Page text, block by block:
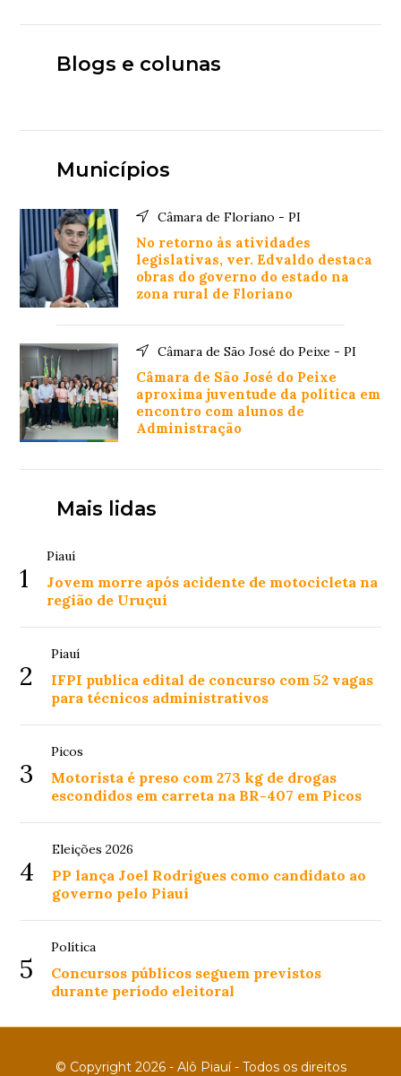
Blogs e colunas
Municípios
Câmara de Floriano - PI
No retorno às atividades
legislativas, ver. Edvaldo destaca
obras do governo do estado na
zona rural de Floriano
Câmara de São José do Peixe - PI
Câmara de São José do Peixe
aproxima juventude da política em
encontro com alunos de
Administração
Mais lidas
1
Piauí
Jovem morre após acidente de motocicleta na
região de Uruçuí
2
Piauí
IFPI publica edital de concurso com 52 vagas
para técnicos administrativos
3
Picos
Motorista é preso com 273 kg de drogas
escondidos em carreta na BR-407 em Picos
4
Eleições 2026
PP lança Joel Rodrigues como candidato ao
governo pelo Piauí
5
Política
Concursos públicos seguem previstos
durante período eleitoral
© Copyright 2026 - Alô Piauí - Todos os direitos